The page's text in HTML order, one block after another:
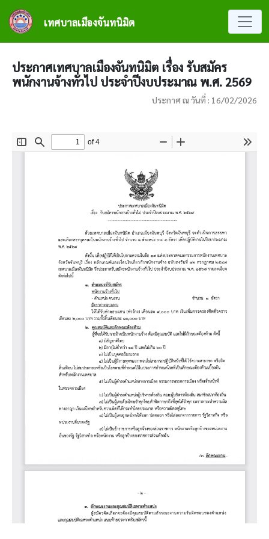
ข้ามไปยังเนื้อหาหลัก
เทศบาลเมืองจันทนิมิต
ประกาศเทศบาลเมืองจันทนิมิต เรื่อง รับสมัคร
พนักงานจ้างทั่วไป ประจำปีงบประมาณ พ.ศ. 2569
ประกาศ ณ วันที่ : 16/02/2026